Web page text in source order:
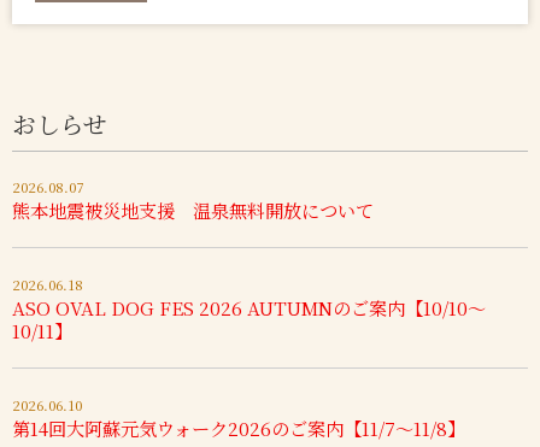
おしらせ
2026.08.07
熊本地震被災地支援 温泉無料開放について
2026.06.18
ASO OVAL DOG FES 2026 AUTUMNのご案内【10/10～
10/11】
2026.06.10
第14回大阿蘇元気ウォーク2026のご案内【11/7～11/8】